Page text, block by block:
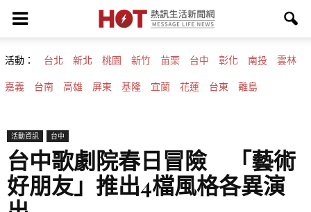
活動： 台北 新北 桃園 新竹 苗栗 台中 彰化 南投 雲林
嘉義 台南 高雄 屏東 基隆 宜蘭 花蓮 台東 離島
活動資訊 台中
台中歌劇院春日冒險 「藝術
好朋友」推出4檔風格各異演